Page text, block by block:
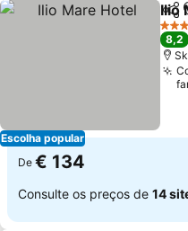
Escolha popular
Ilio
5
8,2
De € 134
Consulte os preços de 14